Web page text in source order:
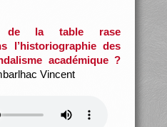
la table rase
l’historiographie des
académique ?
Vincent